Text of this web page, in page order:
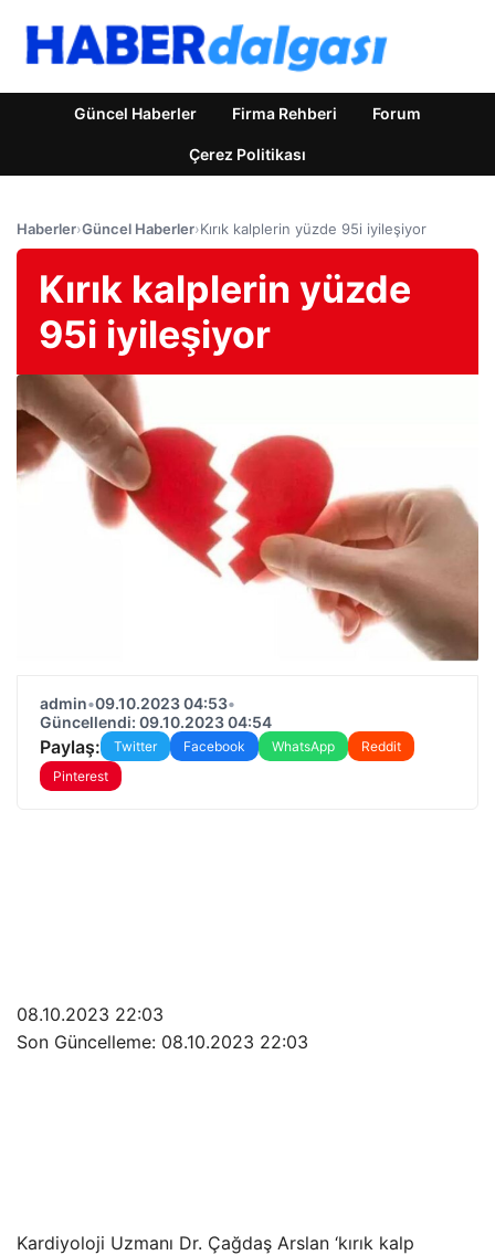
Güncel Haberler Firma Rehberi Forum
Çerez Politikası
Haberler›Güncel Haberler›Kırık kalplerin yüzde 95i iyileşiyor
Kırık kalplerin yüzde
95i iyileşiyor
admin•09.10.2023 04:53•
Güncellendi: 09.10.2023 04:54
Paylaş: Twitter Facebook WhatsApp
Reddit
Pinterest
08.10.2023 22:03
Son Güncelleme: 08.10.2023 22:03
Kardiyoloji Uzmanı Dr. Çağdaş Arslan ‘kırık kalp